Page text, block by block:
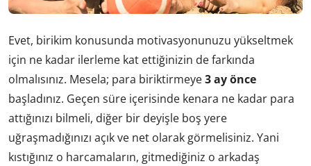
Evet, birikim konusunda motivasyonunuzu yükseltmek
için ne kadar ilerleme kat ettiğinizin de farkında
olmalısınız. Mesela; para biriktirmeye3 ay önce
başladınız. Geçen süre içerisinde kenara ne kadar para
attığınızı bilmeli, diğer bir deyişle boş yere
uğraşmadığınızı açık ve net olarak görmelisiniz. Yani
kıstığınız o harcamaların, gitmediğiniz o arkadaş